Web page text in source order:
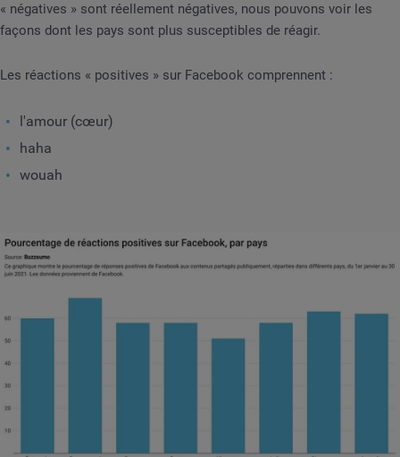
« négatives » sont réellement négatives, nous pouvons voir les
façons dont les pays sont plus susceptibles de réagir.
Les réactions « positives » sur Facebook comprennent :
l'amour (cœur)
haha
wouah